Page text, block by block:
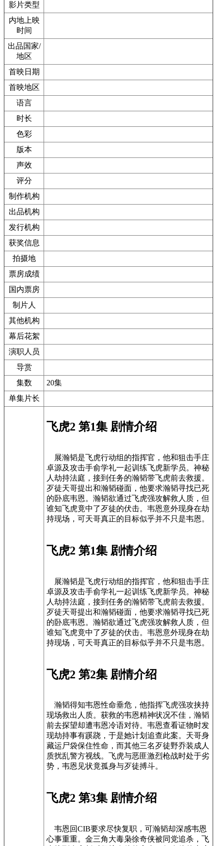
影片类型
内地上映
时间
出品国家/
地区
首映日期
首映地区
语言
时长
色彩
版本
声效
评分
制作机构
出品机构
发行机构
获奖信息
拍摄地
票房成绩
国内票房
制片人
其他机构
幕后花絮
演职人员
导赏
集数
20集
单集片长
飞虎2 第1集 剧情介绍
展瀚韬是飞虎行动组的指挥官，他和狙击手庄
卓源及攻击手俞学礼一起训练飞虎新学员。神秘
人劫持法庭，接到任务的瀚韬带飞虎前去救援。
歹徒天哥提出和瀚韬碰面，他要求瀚韬寻找已死
的卧底韦恩。瀚韬欲通过飞虎强攻解救人质，但
谁知飞虎竟中了歹徒的伏击。韦恩意外现身在劫
持现场，可天哥真正的目标似乎并不只是韦恩。
飞虎2 第1集 剧情介绍
展瀚韬是飞虎行动组的指挥官，他和狙击手庄
卓源及攻击手俞学礼一起训练飞虎新学员。神秘
人劫持法庭，接到任务的瀚韬带飞虎前去救援。
歹徒天哥提出和瀚韬碰面，他要求瀚韬寻找已死
的卧底韦恩。瀚韬欲通过飞虎强攻解救人质，但
谁知飞虎竟中了歹徒的伏击。韦恩意外现身在劫
持现场，可天哥真正的目标似乎并不只是韦恩。
飞虎2 第2集 剧情介绍
瀚韬得知韦恩性命垂危，他指挥飞虎强攻挟持
现场救出人质。获救的韦恩精神状况不佳，瀚韬
前去探望却遭韦恩冷语对待。韦恩查看证物时发
现劫持事有蹊跷，于是她计划追查此案。天哥身
藏运尸袋保住性命，而其他三名歹徒野乔装成人
质扰乱警方视线。飞虎与恶匪激烈枪战时处于劣
势，韦恩见状竟孤身与歹徒搏斗。
飞虎2 第3集 剧情介绍
韦恩回CIB要求尽快复职，可瀚韬却深感韦恩
心事重重。金三角大毒枭徐奇侠被同党追杀，飞